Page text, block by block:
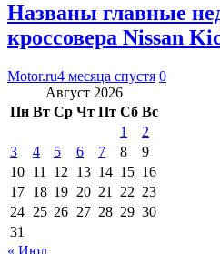
Названы главные
кроссовера Nissan
Motor.ru4 месяца спустя 0
Август 2026
Пн Вт Ср Чт Пт Сб Вс
1
2
3
4 5 6 7 8
9
10 11 12 13 14 15 16
17 18 19 20 21 22 23
24 25 26 27 28 29 30
31